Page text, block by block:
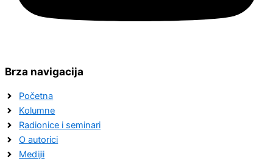
Brza navigacija
Početna
Kolumne
Radionice i seminari
O autorici
Medijii